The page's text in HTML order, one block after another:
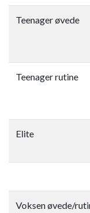
Teenager øvede
Teenager rutine
Elite
Voksen øvede/